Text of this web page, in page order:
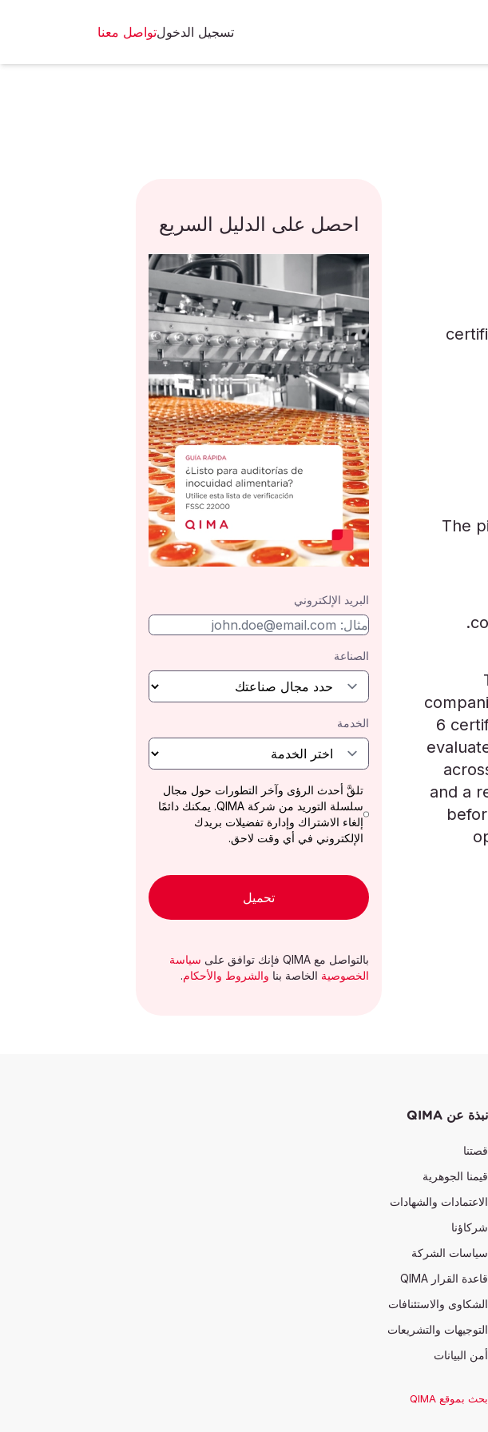
تسجيل الدخولتواصل معنا
The
6
and a
احصل على الدليل السريع
البريد الإلكتروني
الصناعة
الخدمة
تلقَّ أحدث الرؤى وآخر التطورات حول مجال
سلسلة التوريد من شركة QIMA. يمكنك دائمًا
إلغاء الاشتراك وإدارة تفضيلات بريدك
الإلكتروني في أي وقت لاحق.
تحميل
بالتواصل مع QIMA فإنك توافق على
سياسة
الخصوصية الخاصة بنا والشروط والأحكام.
نبذة عن QIMA
قصتنا
قيمنا الجوهرية
الاعتمادات والشهادات
شركاؤنا
سياسات الشركة
قاعدة القرار QIMA
الشكاوى والاستئنافات
التوجيهات والتشريعات
أمن البيانات
بحث بموقع QIMA